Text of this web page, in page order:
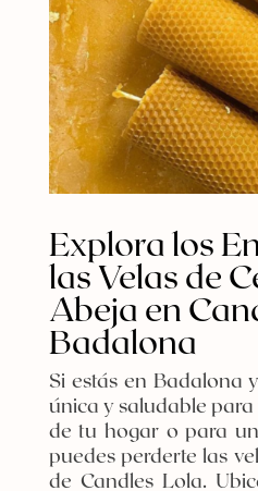
Explora los
las Velas de
Abeja en
Badalona
Si estás en Badalona
única y saludable
de tu hogar o para
puedes perderte las
de Candles Lola.